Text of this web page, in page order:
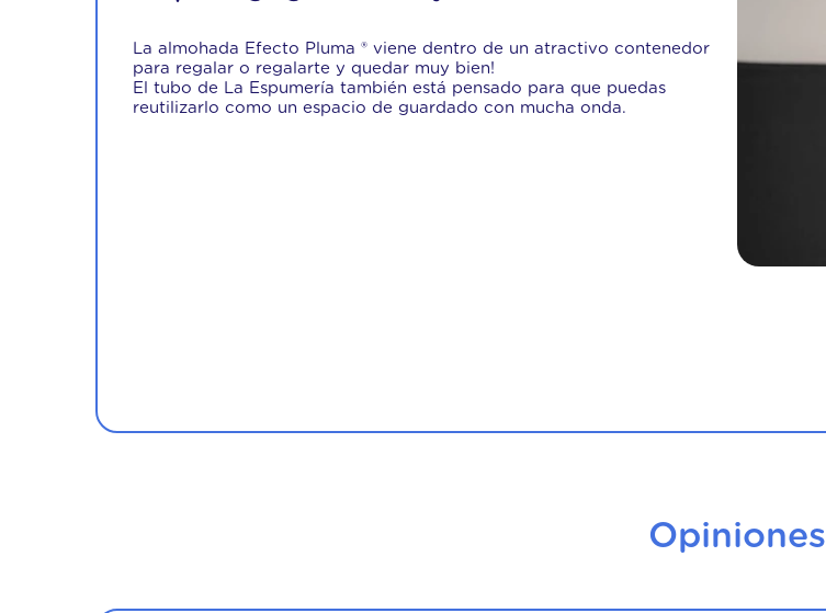
La almohada Efecto Pluma ® viene dentro de un atractivo contenedor
para regalar o regalarte y quedar muy bien!
El tubo de La Espumería también está pensado para que puedas
reutilizarlo como un espacio de guardado con mucha onda.
Opiniones